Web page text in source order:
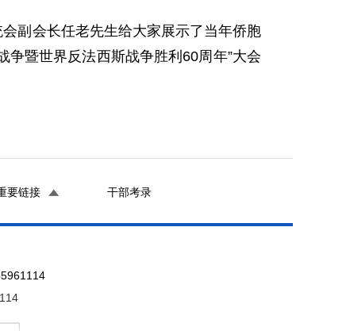
副会长任老先生给大家展示了当年侨胞
暨世界反法西斯战争胜利60周年”大会
要链接 干部考录